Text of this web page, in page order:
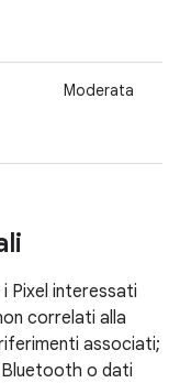
Moderata
Pixel interessati
correlati alla
associati;
o dati